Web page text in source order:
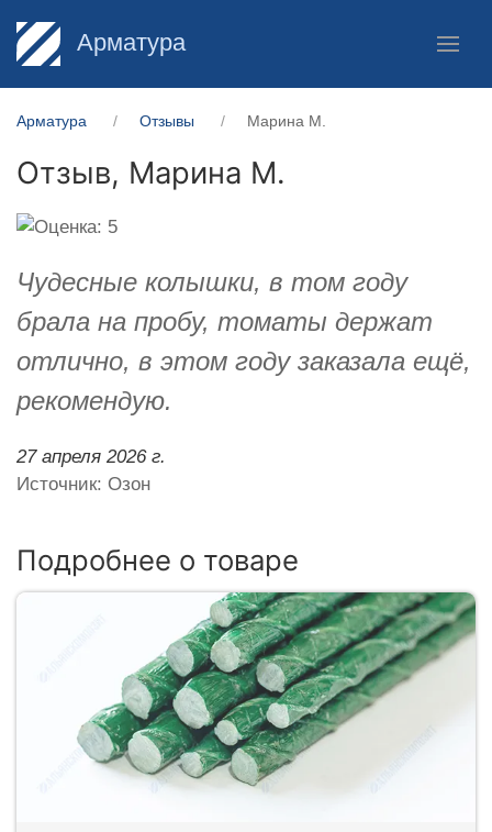
Арматура
Арматура Отзывы Марина М.
Отзыв, Марина М.
Чудесные колышки, в том году
брала на пробу, томаты держат
отлично, в этом году заказала ещё,
рекомендую.
27 апреля 2026 г.
Источник: Озон
Подробнее о товаре